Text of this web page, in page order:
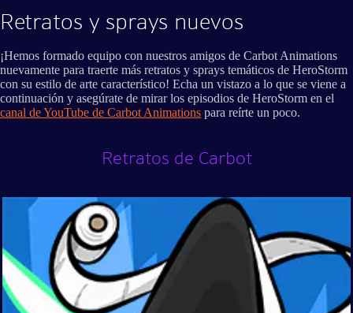
Retratos y sprays nuevos
¡Hemos formado equipo con nuestros amigos de Carbot Animations
nuevamente para traerte más retratos y sprays temáticos de HeroStorm
con su estilo de arte característico! Echa un vistazo a lo que se viene a
continuación y asegúrate de mirar los episodios de HeroStorm en el
canal de YouTube de Carbot Animations para reírte un poco.
Retratos de Carbot